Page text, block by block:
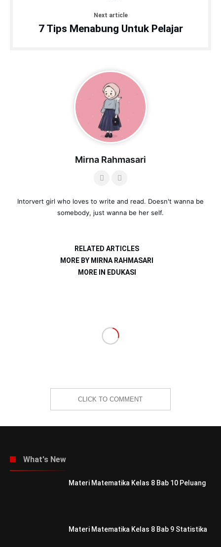
Next article
7 Tips Menabung Untuk Pelajar
Mirna Rahmasari
Intorvert girl who loves to write and read. Doesn't wanna be
somebody, just wanna be her self.
RELATED ARTICLES
MORE BY MIRNA RAHMASARI
MORE IN EDUKASI
CLICK TO COMMENT
What's New
Materi Matematika Kelas 8 Bab 10 Peluang
Materi Matematika Kelas 8 Bab 9 Statistika